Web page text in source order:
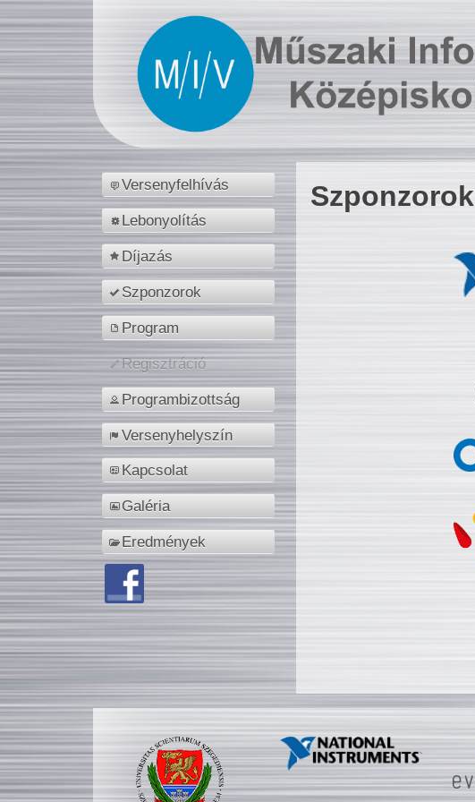
Versenyfelhívás
Lebonyolítás
Díjazás
Szponzorok
Program
Regisztráció
Programbizottság
Versenyhelyszín
Kapcsolat
Galéria
Eredmények
Szponzorok